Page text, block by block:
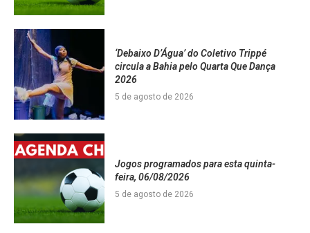
‘Debaixo D’Água’ do Coletivo Trippé
circula a Bahia pelo Quarta Que Dança
2026
5 de agosto de 2026
Jogos programados para esta quinta-
feira, 06/08/2026
5 de agosto de 2026